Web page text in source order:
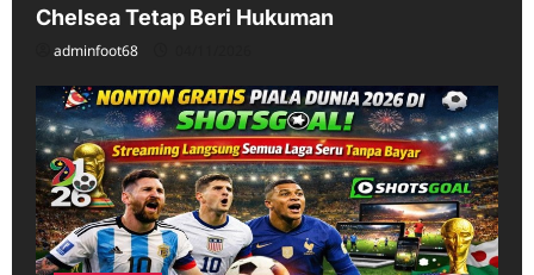
Chelsea Tetap Beri Hukuman
adminfoot68